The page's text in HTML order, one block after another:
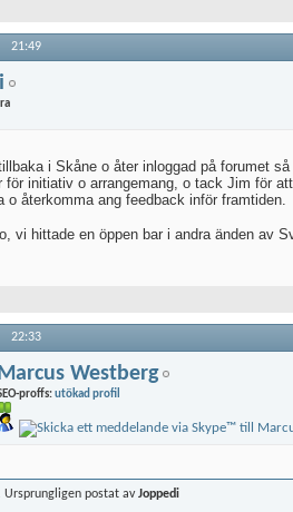
21:49
i Skåne o åter inloggad på forumet
för initiativ o arrangemang, o tack Jim för
o återkomma ang feedback inför framtiden.
vi hittade en öppen bar i andra änden av
22:33
Marcus Westberg
proffs:utökad profil
Ursprungligen postat avJoppedi